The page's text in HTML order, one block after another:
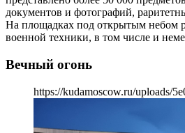
документов и фотографий,
На площадках под открытым небом
военной техники, в том числе и
Вечный огонь
https://kudamoscow.ru/uploads/